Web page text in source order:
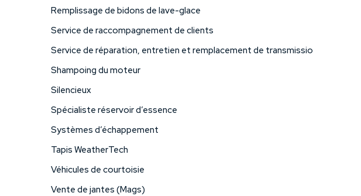
Remplissage de bidons de lave-glace
Service de raccompagnement de clients
Service de réparation, entretien et remplacement de transmissio
Shampoing du moteur
Silencieux
Spécialiste réservoir d’essence
Systèmes d’échappement
Tapis WeatherTech
Véhicules de courtoisie
Vente de jantes (Mags)